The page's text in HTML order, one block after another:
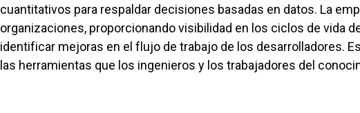
cuantitativos para respaldar decisiones basadas en datos. La
organizaciones, proporcionando visibilidad en los ciclos de vida
identificar mejoras en el flujo de trabajo de los desarrolladores.
las herramientas que los ingenieros y los trabajadores del